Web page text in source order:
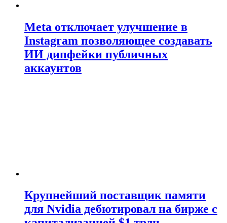
Meta отключает улучшение в
Instagram позволяющее создавать
ИИ дипфейки публичных
аккаунтов
Крупнейший поставщик памяти
для Nvidia дебютировал на бирже с